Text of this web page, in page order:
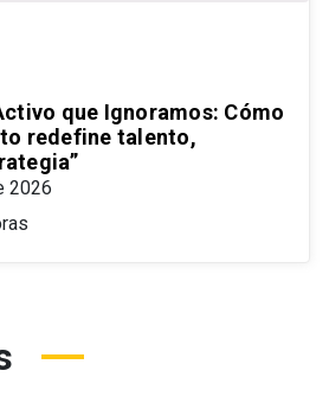
que Ignoramos: Cómo
redefine talento,
2026